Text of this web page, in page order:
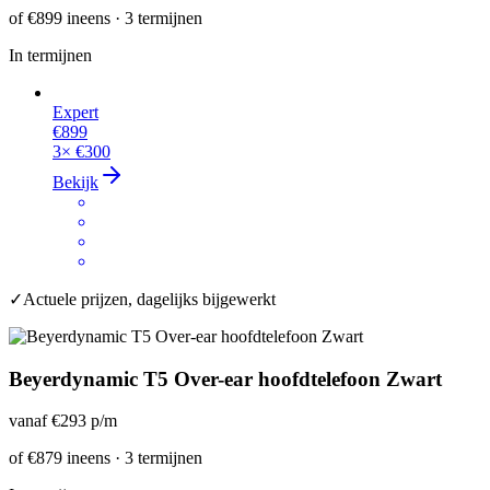
of€899 ineens · 3 termijnen
In termijnen
Expert
€899
3× €300
Bekijk
✓Actuele prijzen, dagelijks bijgewerkt
Beyerdynamic T5 Over-ear hoofdtelefoon Zwart
vanaf€293 p/m
of€879 ineens · 3 termijnen